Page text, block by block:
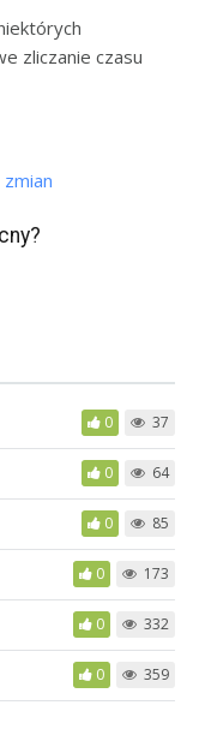
zliczanie czasu
0 37
0 64
0 85
0 173
0 332
0 359